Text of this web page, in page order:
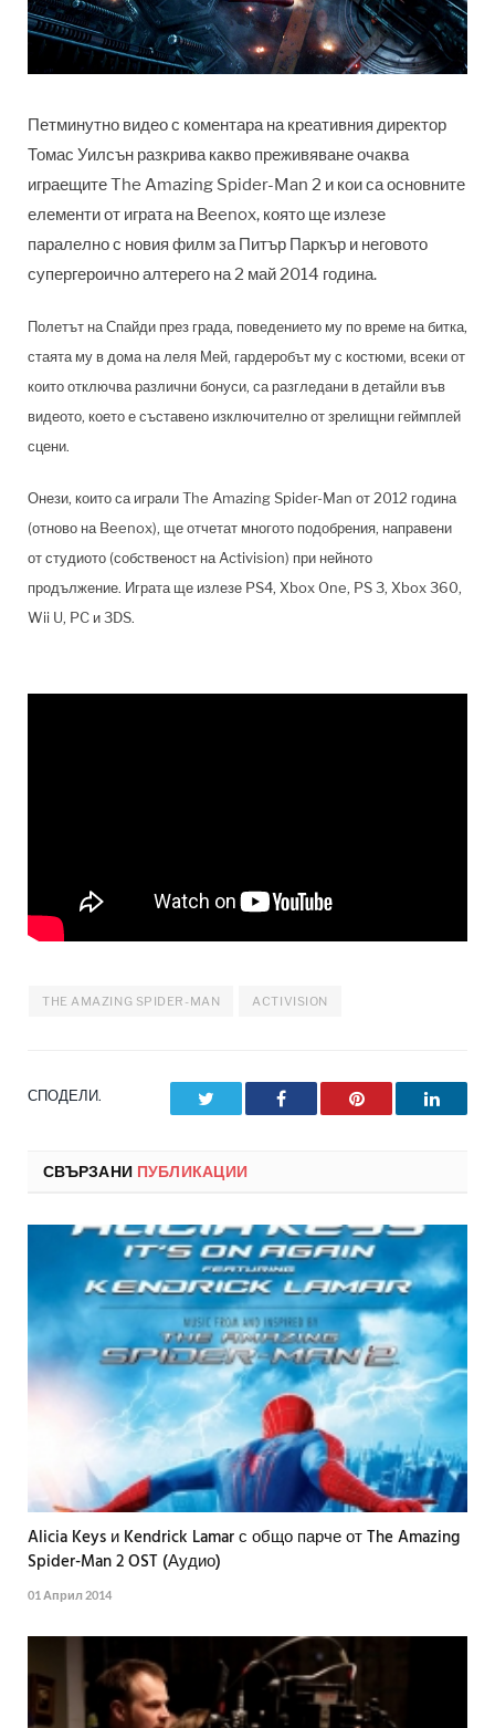
Петминутно видео с коментара на креативния директор
Томас Уилсън разкрива какво преживяване очаква
играещите The Amazing Spider-Man 2 и кои са основните
елементи от играта на Beenox, която ще излезе
паралелно с новия филм за Питър Паркър и неговото
супергероично алтерего на 2 май 2014 година.
Полетът на Спайди през града, поведението му по време на битка,
стаята му в дома на леля Мей, гардеробът му с костюми, всеки от
които отключва различни бонуси, са разгледани в детайли във
видеото, което е съставено изключително от зрелищни геймплей
сцени.
Онези, които са играли The Amazing Spider-Man от 2012 година
(отново на Beenox), ще отчетат многото подобрения, направени
от студиото (собственост на Activision) при нейното
продължение. Играта ще излезе PS4, Xbox One, PS 3, Xbox 360,
Wii U, PC и 3DS.
THE AMAZING SPIDER-MAN ACTIVISION
СПОДЕЛИ. Facebook Pinterest
СВЪРЗАНИ ПУБЛИКАЦИИ
Alicia Keys и Kendrick Lamar с общо парче от The Amazing
Spider-Man 2 OST (Аудио)
01 Април 2014